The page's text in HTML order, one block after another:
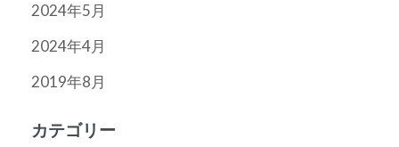
2024年5月
2024年4月
2019年8月
カテゴリー